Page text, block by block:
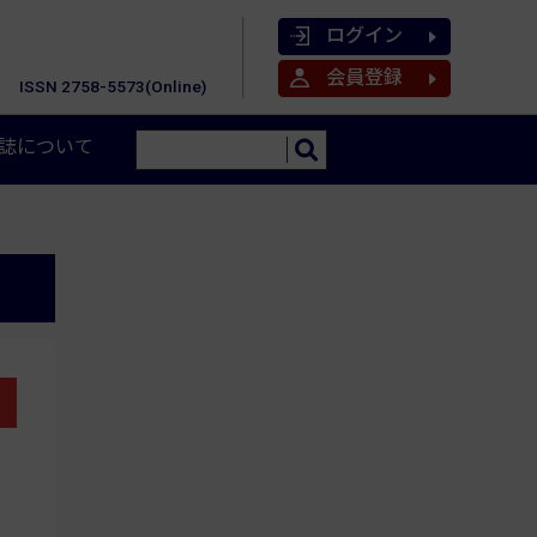
ISSN 2758-5573(Online)
ログイン
会員登録
について